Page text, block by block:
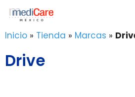
Saltar
contenido
Inicio » Tienda » Marcas »
Drive